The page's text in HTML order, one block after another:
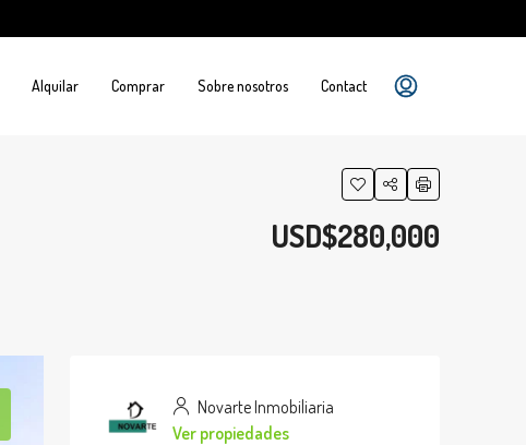
Alquilar Comprar Sobre nosotros Contact
USD$280,000
Novarte Inmobiliaria
Ver propiedades